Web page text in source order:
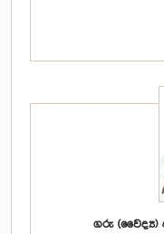
ගරු (වෛද්‍ය)